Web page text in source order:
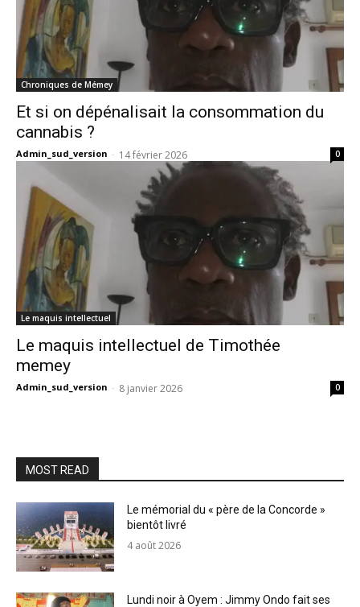
Chroniques de Mémey
Et si on dépénalisait la consommation du
cannabis ?
Admin_sud_version - 14 février 2026 0
Le maquis intellectuel
Le maquis intellectuel de Timothée
memey
Admin_sud_version - 8 janvier 2026 0
MOST READ
Le mémorial du « père de la Concorde »
bientôt livré
4 août 2026
Lundi noir à Oyem : Jimmy Ondo fait ses